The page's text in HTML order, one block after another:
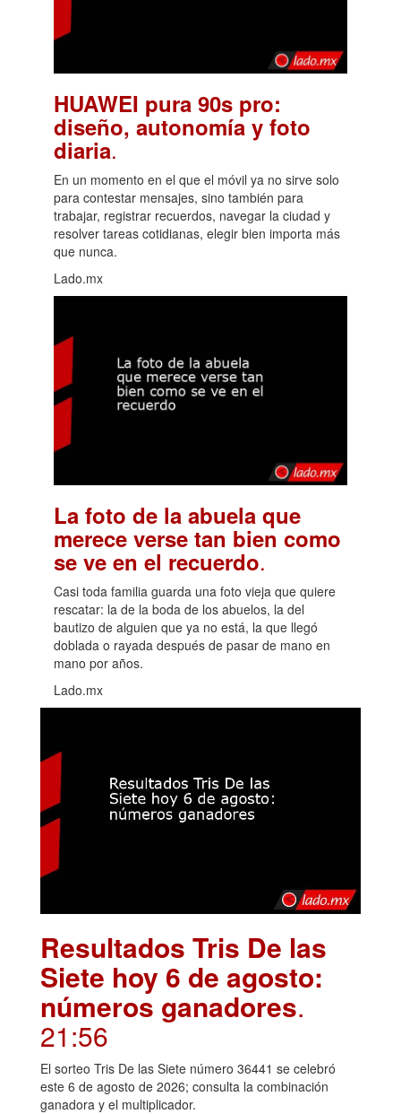
HUAWEI pura 90s pro:
diseño, autonomía y foto
diaria.
En un momento en el que el móvil ya no sirve solo
para contestar mensajes, sino también para
trabajar, registrar recuerdos, navegar la ciudad y
resolver tareas cotidianas, elegir bien importa más
que nunca.
Lado.mx
La foto de la abuela que
merece verse tan bien como
se ve en el recuerdo.
Casi toda familia guarda una foto vieja que quiere
rescatar: la de la boda de los abuelos, la del
bautizo de alguien que ya no está, la que llegó
doblada o rayada después de pasar de mano en
mano por años.
Lado.mx
Resultados Tris De las
Siete hoy 6 de agosto:
números ganadores.
21:56
El sorteo Tris De las Siete número 36441 se celebró
este 6 de agosto de 2026; consulta la combinación
ganadora y el multiplicador.